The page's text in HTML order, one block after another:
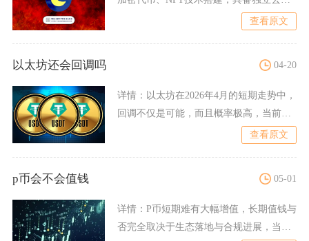
查看原文
以太坊还会回调吗 04-20
详情： 以太坊在2026年4月的短期走势中，
回调不仅是可能，而且概率极高，当前价
查看原文
p币会不会值钱 05-01
详情： P币短期难有大幅增值，长期值钱与
否完全取决于生态落地与合规进展，当前